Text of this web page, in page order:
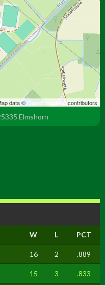
data © OpenStreetMapcontributors
Elmshorn
W L PCT
16 2 .889
15 3 .833